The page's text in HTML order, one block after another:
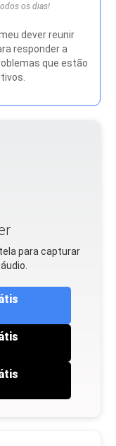
os dias!
dever reunir
responder a
que estão
para capturar